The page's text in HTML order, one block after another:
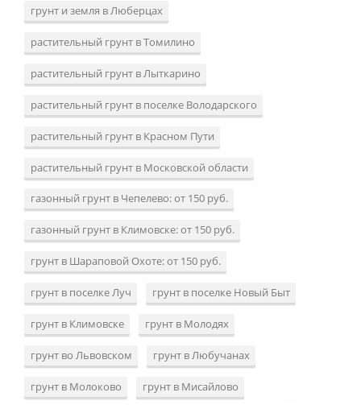
грунт и земля в Люберцах
растительный грунт в Томилино
растительный грунт в Лыткарино
растительный грунт в поселке Володарского
растительный грунт в Красном Пути
растительный грунт в Московской области
газонный грунт в Чепелево: от 150 руб.
газонный грунт в Климовске: от 150 руб.
грунт в Шараповой Охоте: от 150 руб.
грунт в поселке Луч грунт в поселке Новый Быт
грунт в Климовске грунт в Молодях
грунт во Львовском грунт в Любучанах
грунт в Молоково грунт в Мисайлово